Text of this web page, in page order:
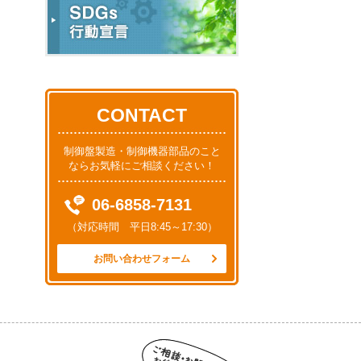
CONTACT
制御盤製造・制御機器部品のこと
ならお気軽にご相談ください！
06-6858-7131
（対応時間 平日8:45～17:30）
お問い合わせフォーム